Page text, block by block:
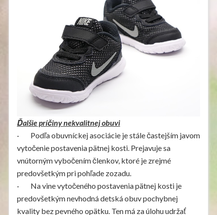
Ďalšie príčiny nekvalitnej obuvi
· Podľa obuvníckej asociácie je stále častejším javom
vytočenie postavenia pätnej kosti. Prejavuje sa
vnútorným vybočením členkov, ktoré je zrejmé
predovšetkým pri pohľade zozadu.
· Na vine vytočeného postavenia pätnej kosti je
predovšetkým nevhodná detská obuv pochybnej
kvality bez pevného opätku. Ten má za úlohu udržať